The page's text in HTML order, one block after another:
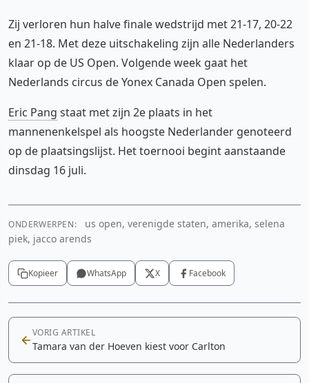
Zij verloren hun halve finale wedstrijd met 21-17, 20-22
en 21-18. Met deze uitschakeling zijn alle Nederlanders
klaar op de US Open. Volgende week gaat het
Nederlands circus de Yonex Canada Open spelen.
Eric Pang staat met zijn 2e plaats in het
mannenenkelspel als hoogste Nederlander genoteerd
op de plaatsingslijst. Het toernooi begint aanstaande
dinsdag 16 juli.
ONDERWERPEN:
us open, verenigde staten, amerika, selena
piek, jacco arends
Kopieer WhatsApp X Facebook
VORIG ARTIKEL
Tamara van der Hoeven kiest voor Carlton